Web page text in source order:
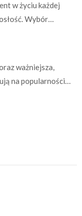
w życiu każdej
Wybór…
ważniejsza,
na popularności…